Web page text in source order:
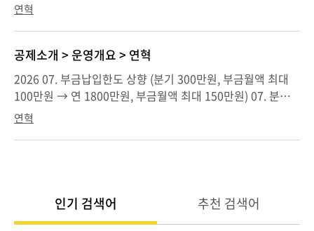
분기납 폐지 및 추가납 도입, 선납제한 완화(당해 6개월 → 당
해연도 내) 2025 01. 소득공제 한도 최대 600백만원 확대(조
특법개정) 2024 06. 공제금 지급사유 확대 (4개 → 8개)* 자연
재난, 사회재난, 질병부상, 회생파산 추가 06. 자연재난, 사회
재난, 질병부상, 회생파산 사유에 대한 중간정산제도 도입 공
제금 지급사유 확대 및 중간정산제도 도입 11. 카카오뱅크 비
대면 가입대행 업무 협약 체결 2023 11. 회생·파산 대출 시행
2022 07. 재적부금 20조 달성 12. 가입자를 위한 복지ㆍ후생
사업 및 공제금 미수령자 공제금 지급 법적 근거 마련 (중소기
협은행과 가입유치 업무협약 체결 10. 재적가입자 120만명 달
성 12. 노란우산공제 브랜드 네이밍 변경 2018 01. 기타소득
연혁
공제소개 > 운영개요 > 연혁
2026 07. 부금납입한도 상향 (분기 300만원, 부금월액 최대
100만원 → 연 1800만원, 부금월액 최대 150만원) 07. 분기
납 폐지 및 추가납 도입, 선납제한 완화(당해 6개월 → 당해연
도 내) 공제금 지급사유 확대 및 중간정산제도 도입 2025 01.
소득공제 한도 최대 600백만원 확대(조특법개정) 2024 06. 공
파산 사유에 대한 중간정산제도 도입 11. 카카오뱅크 비대면
가입대행 업무 협약 체결 2023 11. 회생·파산 대출 시행 재적
연혁
인기 검색어 추천 검색어